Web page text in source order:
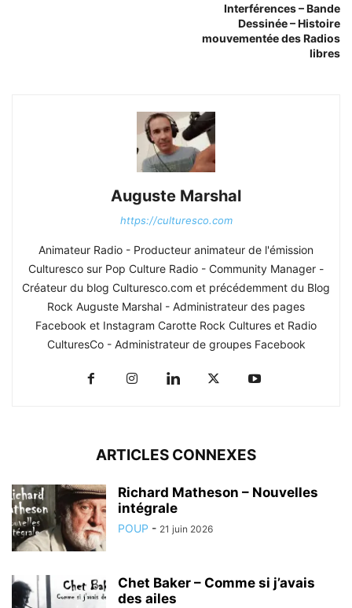
Interférences – Bande
Dessinée – Histoire
mouvementée des Radios
libres
Auguste Marshal
https://culturesco.com
Animateur Radio - Producteur animateur de l'émission
Culturesco sur Pop Culture Radio - Community Manager -
Créateur du blog Culturesco.com et précédemment du Blog
Rock Auguste Marshal - Administrateur des pages
Facebook et Instagram Carotte Rock Cultures et Radio
CulturesCo - Administrateur de groupes Facebook
ARTICLES CONNEXES
Richard Matheson – Nouvelles
intégrale
POUP - 21 juin 2026
Chet Baker – Comme si j’avais
des ailes